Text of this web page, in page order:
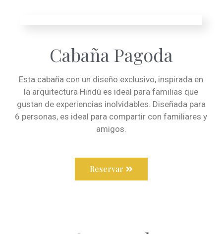
Cabaña Pagoda
Esta cabaña con un diseño exclusivo, inspirada en
la arquitectura Hindú es ideal para familias que
gustan de experiencias inolvidables. Diseñada para
6 personas, es ideal para compartir con familiares y
amigos.
Reservar